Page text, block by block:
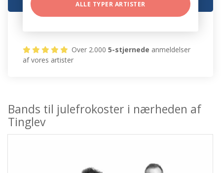
ALLE TYPER ARTISTER
Over 2.0005-stjernede anmeldelser
af vores artister
Bands til julefrokoster i nærheden af
Tinglev